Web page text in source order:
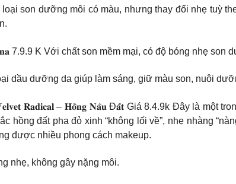
son dưỡng môi có màu, nhưng thay đổi nhẹ tuỳ
7.9.9 K Với chất son mềm mại, có độ bóng nhẹ
dầu dưỡng da giúp làm sáng, giữ màu son, nuôi
𝐑𝐚𝐝𝐢𝐜𝐚𝐥 – 𝐇𝐨̂̀𝐧𝐠 𝐍𝐚̂𝐮 Đ𝐚̂́𝐭 Giá 8.4.9k Đây là một
hồng đất pha đỏ xinh “không lối về”, nhẹ nhàng
được nhiều phong cách makeup.
nhẹ, không gây nặng môi.